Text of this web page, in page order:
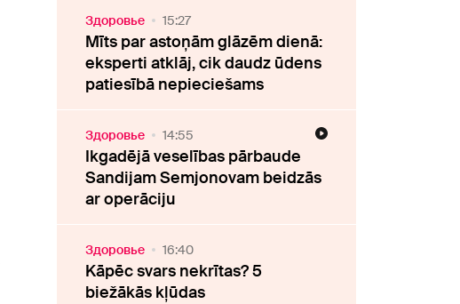
Здоровье 15:27
Mīts par astoņām glāzēm dienā:
eksperti atklāj, cik daudz ūdens
patiesībā nepieciešams
Здоровье 14:55
Ikgadējā veselības pārbaude
Sandijam Semjonovam beidzās
ar operāciju
Здоровье 16:40
Kāpēc svars nekrītas? 5
biežākās kļūdas